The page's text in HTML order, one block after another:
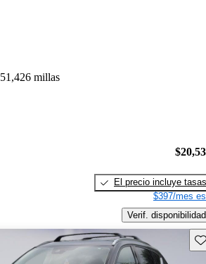
51,426 millas
El precio incluye tasas
$397/mes
Verif. disponibilidad